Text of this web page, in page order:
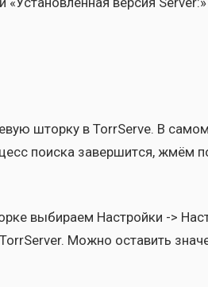
штор­ку в TorrServe. В
поис­ка завер­шит­ся, жмём
выби­ра­ем Настрой­ки ->
Мож­но оста­вить